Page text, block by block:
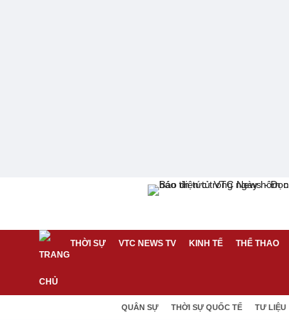
THỜI SỰ VTC NEWS TV KINH TẾ THỂ THAO
QUÂN SỰ THỜI SỰ QUỐC TẾ TƯ LIỆU